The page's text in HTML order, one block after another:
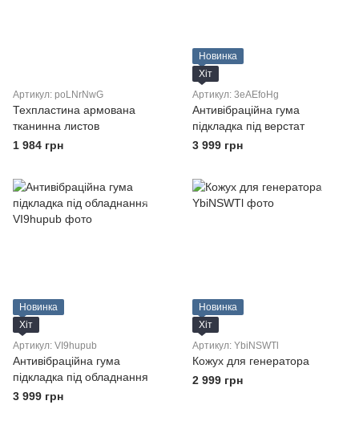
Артикул: poLNrNwG
Техпластина армована
тканинна листов
1 984 грн
Новинка
Хіт
Артикул: 3eAEfoHg
Антивібраційна гума
підкладка під верстат
3 999 грн
Новинка
Хіт
Артикул: VI9hupub
Антивібраційна гума
підкладка під обладнання
3 999 грн
Новинка
Хіт
Артикул: YbiNSWTl
Кожух для генератора
2 999 грн